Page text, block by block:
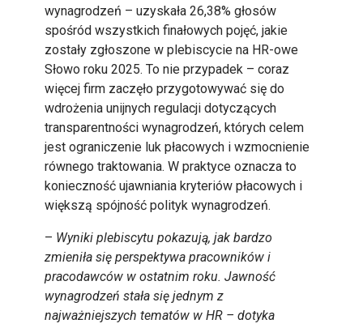
wynagrodzeń – uzyskała 26,38% głosów
spośród wszystkich finałowych pojęć, jakie
zostały zgłoszone w plebiscycie na HR-owe
Słowo roku 2025. To nie przypadek – coraz
więcej firm zaczęło przygotowywać się do
wdrożenia unijnych regulacji dotyczących
transparentności wynagrodzeń, których celem
jest ograniczenie luk płacowych i wzmocnienie
równego traktowania. W praktyce oznacza to
konieczność ujawniania kryteriów płacowych i
większą spójność polityk wynagrodzeń.
– Wyniki plebiscytu pokazują, jak bardzo
zmieniła się perspektywa pracowników i
pracodawców w ostatnim roku. Jawność
wynagrodzeń stała się jednym z
najważniejszych tematów w HR – dotyka